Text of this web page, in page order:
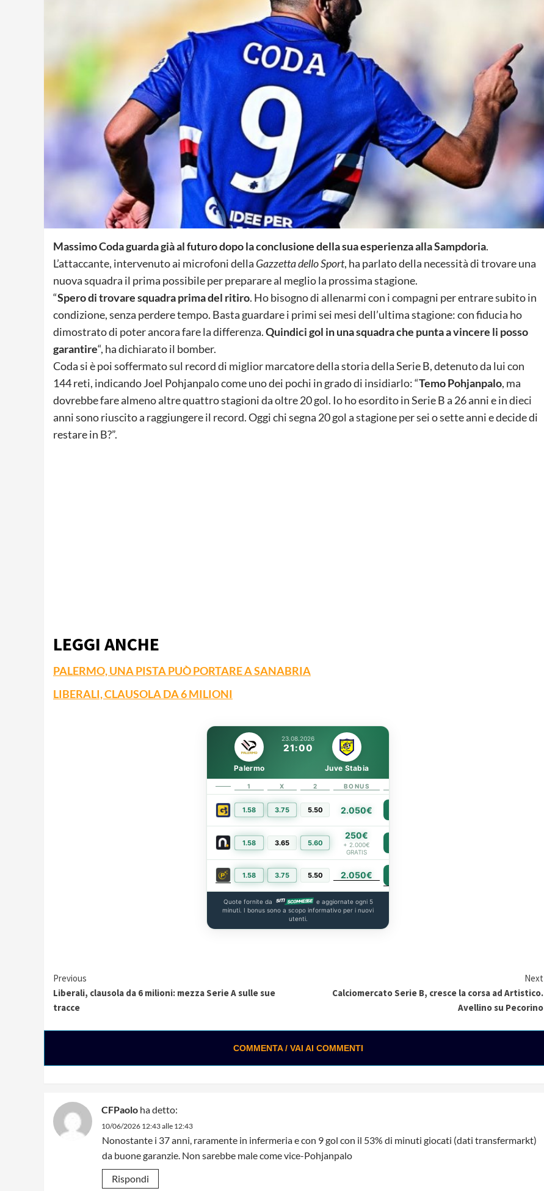
Massimo Coda guarda già al futuro dopo la conclusione della sua esperienza alla Sampdoria.
L’attaccante, intervenuto ai microfoni della Gazzetta dello Sport, ha parlato della necessità di trovare una
nuova squadra il prima possibile per preparare al meglio la prossima stagione.
“Spero di trovare squadra prima del ritiro. Ho bisogno di allenarmi con i compagni per entrare subito in
condizione, senza perdere tempo. Basta guardare i primi sei mesi dell’ultima stagione: con fiducia ho
dimostrato di poter ancora fare la differenza.Quindici gol in una squadra che punta a vincere li posso
garantire“, ha dichiarato il bomber.
Coda si è poi soffermato sul record di miglior marcatore della storia della Serie B, detenuto da lui con
144 reti, indicando Joel Pohjanpalo come uno dei pochi in grado di insidiarlo: “Temo Pohjanpalo, ma
dovrebbe fare almeno altre quattro stagioni da oltre 20 gol. Io ho esordito in Serie B a 26 anni e in dieci
anni sono riuscito a raggiungere il record. Oggi chi segna 20 gol a stagione per sei o sette anni e decide di
restare in B?”.
LEGGI ANCHE
PALERMO, UNA PISTA PUÒ PORTARE A SANABRIA
LIBERALI, CLAUSOLA DA 6 MILIONI
23.08.2026
21:00
Palermo Juve Stabia
1 X 2 BONUS
1.58 3.75 5.50 2.050€
1.58 3.65 5.60
250€
+ 2.000€
GRATIS
1.58 3.75 5.50 2.050€
Quote fornite da
e aggiornate ogni 5
minuti. I bonus sono a scopo informativo per i nuovi
utenti.
Continue
Reading
Previous
Liberali, clausola da 6 milioni: mezza Serie A sulle sue
tracce
Next
Calciomercato Serie B, cresce la corsa ad Artistico.
Avellino su Pecorino
COMMENTA / VAI AI COMMENTI
CFPaolo ha detto:
10/06/2026 12:43 alle 12:43
Nonostante i 37 anni, raramente in infermeria e con 9 gol con il 53% di minuti giocati (dati transfermarkt)
da buone garanzie. Non sarebbe male come vice-Pohjanpalo
Rispondi